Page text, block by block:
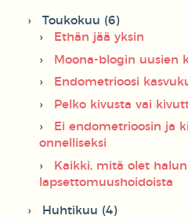
Toukokuu (6)
Ethän jää yksin
Moona-blogin uusien
Endometrioosi
Pelko kivusta vai
Ei endometrioosin ja
onnelliseksi
Kaikki, mitä olet
lapsettomuushoidoista
Huhtikuu (4)